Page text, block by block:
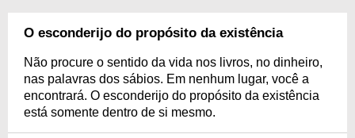
O esconderijo do propósito da existência
Não procure o sentido da vida nos livros, no dinheiro,
nas palavras dos sábios. Em nenhum lugar, você a
encontrará. O esconderijo do propósito da existência
está somente dentro de si mesmo.